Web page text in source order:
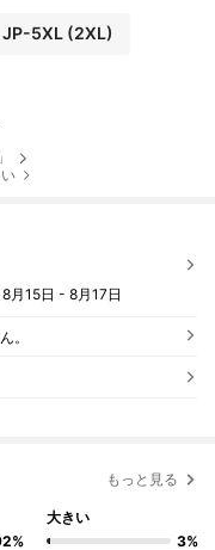
JP-5XL(2XL)
8月15日 - 8月17日
。
もっと見る
大きい
3%